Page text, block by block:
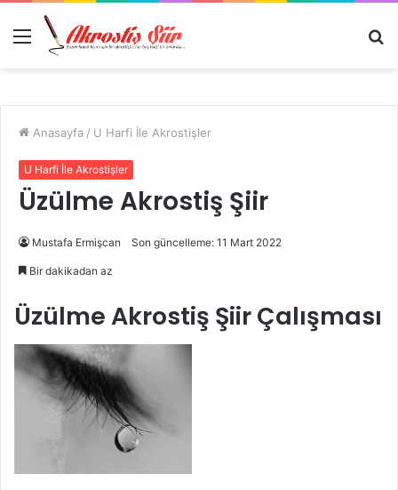
Menü
Anasayfa / U Harfi İle Akrostişler
U Harfi İle Akrostişler
Üzülme Akrostiş Şiir
Mustafa Ermişcan Son güncelleme: 11 Mart 2022
Bir dakikadan az
Üzülme Akrostiş Şiir Çalışması